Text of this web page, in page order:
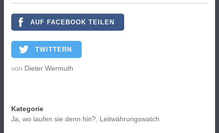
AUF FACEBOOK TEILEN
TWITTERN
von Dieter Wermuth
Kategorie
Ja, wo laufen sie denn hin? Leitwährungswatch